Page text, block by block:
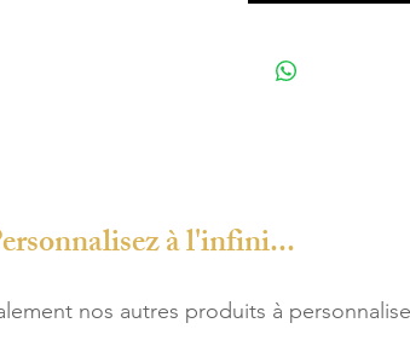
à l'infini...
nos autres produits à